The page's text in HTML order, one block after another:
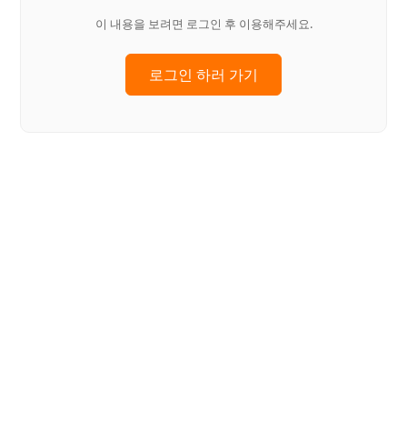
이 내용을 보려면 로그인 후 이용해주세요.
로그인 하러 가기